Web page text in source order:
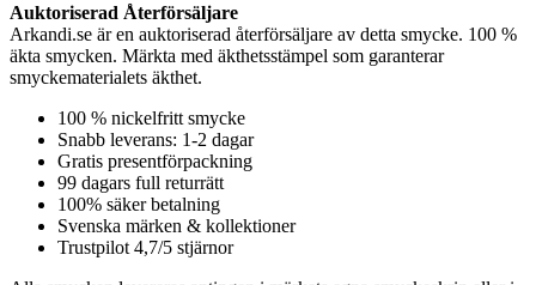
Auktoriserad Återförsäljare
Arkandi.se är en auktoriserad återförsäljare av detta smycke. 100 %
äkta smycken. Märkta med äkthetsstämpel som garanterar
smyckematerialets äkthet.
100 % nickelfritt smycke
Snabb leverans: 1-2 dagar
Gratis presentförpackning
99 dagars full returrätt
100% säker betalning
Svenska märken & kollektioner
Trustpilot 4,7/5 stjärnor